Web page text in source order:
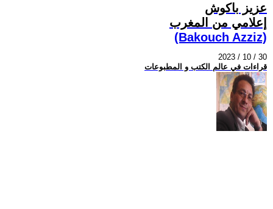
عزيز باكوش
إعلامي من المغرب
(Bakouch Azziz)
2023 / 10 / 30
قراءات في عالم الكتب و المطبوعات